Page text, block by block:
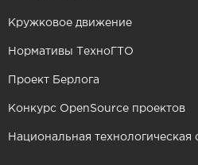
Кружковое движение
Нормативы ТехноГТО
Проект Берлога
Конкурс OpenSource проектов
Национальная